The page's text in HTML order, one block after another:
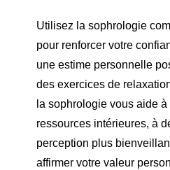
Utilisez la sophrologie
pour renforcer votre
une estime personnelle
des exercices de
la sophrologie vous aide
ressources intérieures, à
perception plus
affirmer votre valeur